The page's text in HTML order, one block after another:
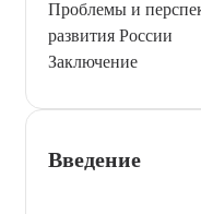
Проблемы и
развития России
Заключение
Введение